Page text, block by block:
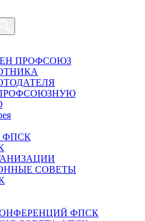
ПРОФСОЮЗ
ФПСК
СОВЕТЫ
ФПСК